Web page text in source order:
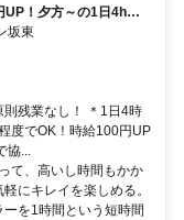
UP！夕方～の1日4h～
坂東
残業なし！ ＊1日4時
度でOK！時給100円UP
協...
て、高いし時間もかか
にキレイを楽しめる。
を1時間という短時間